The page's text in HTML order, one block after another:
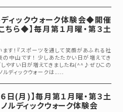
ディックウォーク体験会◆開催
ちら◆】毎月第１月曜・第３土
ます！『スポーツを通して笑顔があふれる社
の中山です！ 少しあたたかい日が増えてき
しやすい日が増えてきましたね(^^♪ぜひこの
ディックウォークは.....
日(月)】毎月第１月曜・第３土
ルディックウォーク体験会